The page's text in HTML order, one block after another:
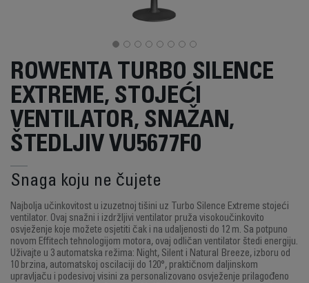
ROWENTA TURBO SILENCE
EXTREME, STOJEĆI
VENTILATOR, SNAŽAN,
ŠTEDLJIV VU5677F0
Snaga koju ne čujete
Najbolja učinkovitost u izuzetnoj tišini uz Turbo Silence Extreme stojeći
ventilator. Ovaj snažni i izdržljivi ventilator pruža visokoučinkovito
osvježenje koje možete osjetiti čak i na udaljenosti do 12 m. Sa potpuno
novom Effitech tehnologijom motora, ovaj odličan ventilator štedi energiju.
Uživajte u 3 automatska režima: Night, Silent i Natural Breeze, izboru od
10 brzina, automatskoj oscilaciji do 120°, praktičnom daljinskom
upravljaču i podesivoj visini za personalizovano osvježenje prilagođeno